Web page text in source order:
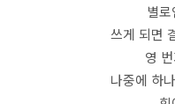
별
쓰게 되면
영
나중에 하